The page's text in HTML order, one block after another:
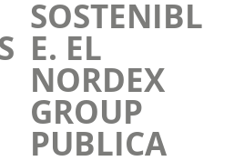
SOSTENIBL
E. EL
NORDEX
GROUP
PUBLICA